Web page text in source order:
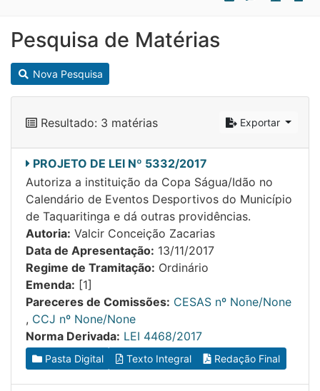
Pesquisa de Matérias
Nova Pesquisa
Resultado: 3 matérias Exportar
PROJETO DE LEI Nº 5332/2017
Autoriza a instituição da Copa Ságua/Idão no
Calendário de Eventos Desportivos do Município
de Taquaritinga e dá outras providências.
Autoria: Valcir Conceição Zacarias
Data de Apresentação: 13/11/2017
Regime de Tramitação: Ordinário
Emenda: [1]
Pareceres de Comissões: CESAS nº None/None
, CCJ nº None/None
Norma Derivada: LEI 4468/2017
Pasta Digital Texto Integral Redação Final